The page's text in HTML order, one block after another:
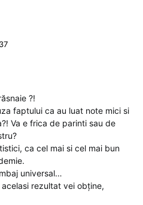
?!
faptului ca au luat note mici si
Va e frica de parinti sau de
ca cel mai si cel mai bun
universal…
rezultat vei obține,